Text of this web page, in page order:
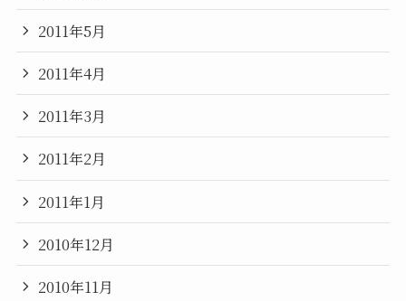
2011年5月
2011年4月
2011年3月
2011年2月
2011年1月
2010年12月
2010年11月